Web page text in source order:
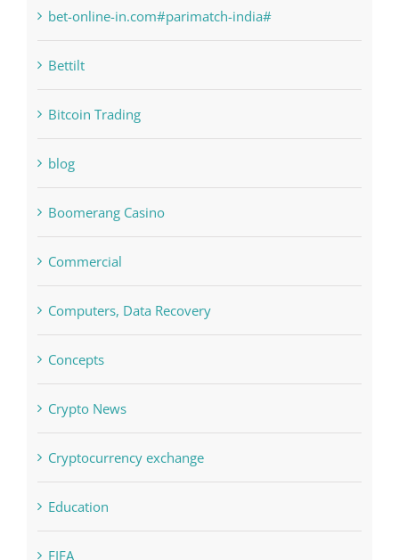
bet-online-in.com
bet-online-in.com#parimatch-india#
Bettilt
Bitcoin Trading
blog
Boomerang Casino
Commercial
Computers, Data Recovery
Concepts
Crypto News
Cryptocurrency exchange
Education